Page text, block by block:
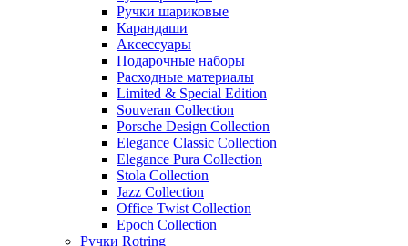
Ручки шариковые
Карандаши
Аксессуары
Подарочные наборы
Расходные материалы
Limited & Special Edition
Souveran Collection
Porsche Design Collection
Elegance Classic Collection
Elegance Pura Collection
Stola Collection
Jazz Collection
Office Twist Collection
Epoch Collection
Ручки Rotring